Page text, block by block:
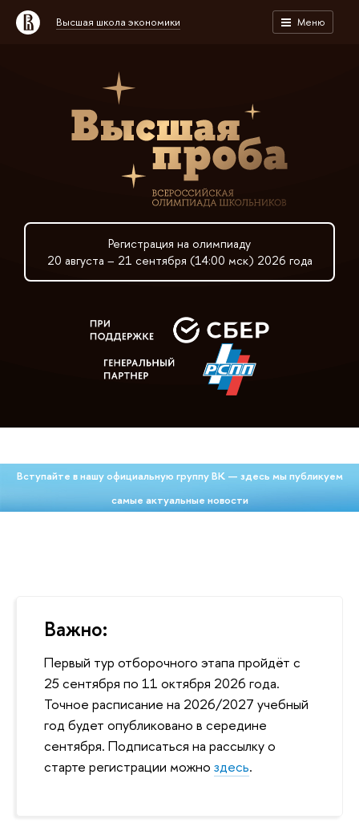
Высшая школа экономики Меню
Регистрация на олимпиаду
20 августа – 21 сентября (14:00 мск) 2026 года
Вступайте в нашу официальную группу ВК — здесь мы публикуем
самые актуальные новости
Важно:
Первый тур отборочного этапа пройдёт с
25 сентября по 11 октября 2026 года.
Точное расписание на 2026/2027 учебный
год будет опубликовано в середине
сентября. Подписаться на рассылку о
старте регистрации можно здесь.